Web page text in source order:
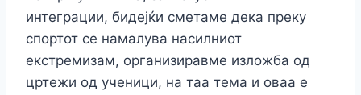
интеграции, бидејќи сметаме дека преку
спортот се намалува насилниот
екстремизам, организиравме изложба од
цртежи од ученици, на таа тема и оваа е